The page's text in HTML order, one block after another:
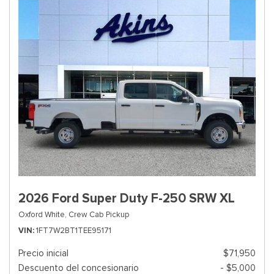
2026 Ford Super Duty F-250 SRW XL
Oxford White, Crew Cab Pickup
VIN 1FT7W2BT1TEE95171
Precio inicial
$71,950
Descuento del concesionario
- $5,000